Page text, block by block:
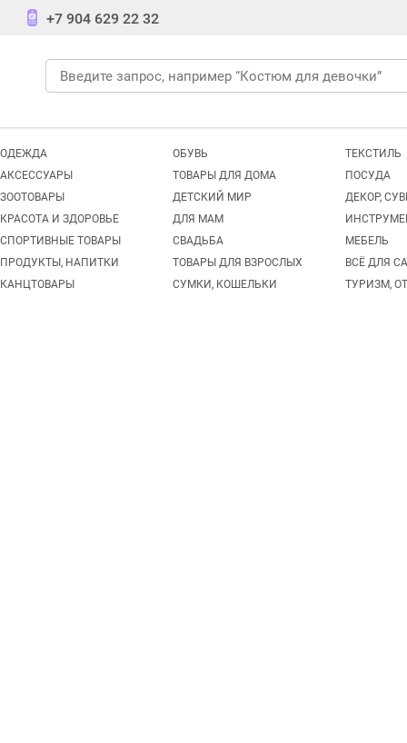
+7 904 629 22 32
ОДЕЖДА ОБУВЬ
ТЕКСТИЛЬ
АКСЕССУАРЫ
ТОВАРЫ ДЛЯ ДОМА
ПОСУДА
ЗООТОВАРЫ
ДЕТСКИЙ МИР
ДЕКОР,
КРАСОТА И ЗДОРОВЬЕ
ДЛЯ МАМ
СПОРТИВНЫЕ ТОВАРЫ
СВАДЬБА
МЕБЕЛЬ
ПРОДУКТЫ, НАПИТКИ
ТОВАРЫ ДЛЯ ВЗРОСЛЫХ
ВСЁ ДЛЯ
КАНЦТОВАРЫ
СУМКИ, КОШЕЛЬКИ ТУРИЗМ,